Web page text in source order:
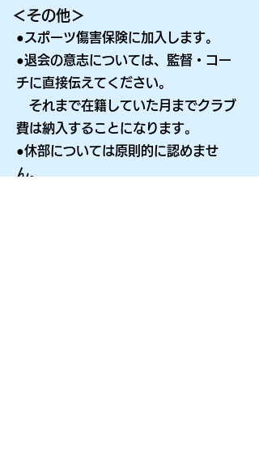
＜その他＞
●スポーツ傷害保険に加入します。
●退会の意志については、監督・コー
チに直接伝えてください。
それまで在籍していた月までクラブ
費は納入することになります。
●休部については原則的に認めませ
ん。